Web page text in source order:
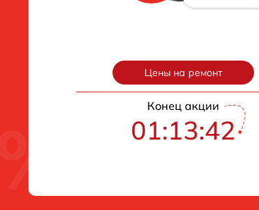
Цены на ремонт
Конец акции
01:13:41